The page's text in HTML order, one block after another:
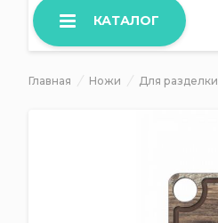
КАТАЛОГ
Главная Ножи Для разделки